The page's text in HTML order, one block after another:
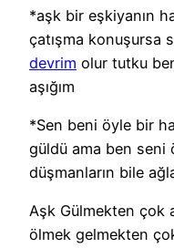
*aşk bir eşkiyanın
çatışma konuşursa
devrim olur tutku
aşığım
*Sen beni öyle bir
güldü ama ben seni
düşmanların bile
Aşk Gülmekten çok
ölmek gelmekten